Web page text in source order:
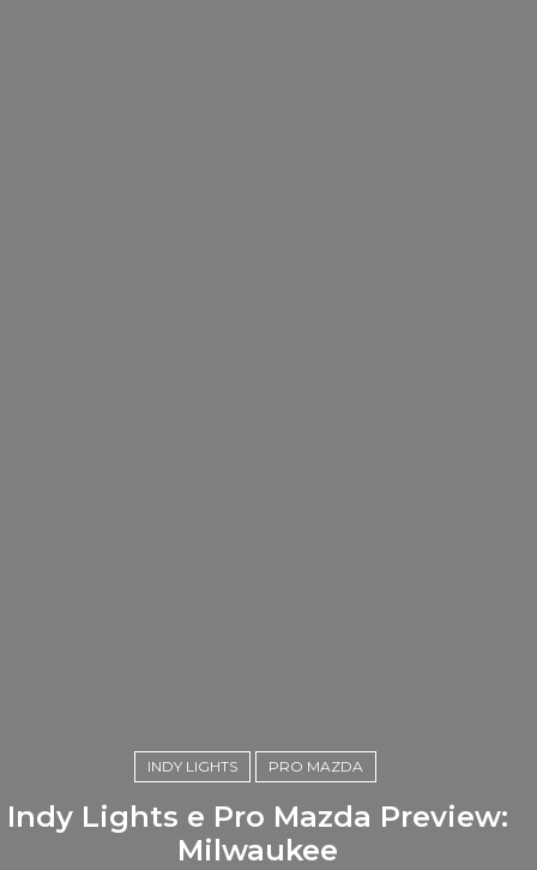
INDY LIGHTS PRO MAZDA
Indy Lights e Pro Mazda Preview:
Milwaukee